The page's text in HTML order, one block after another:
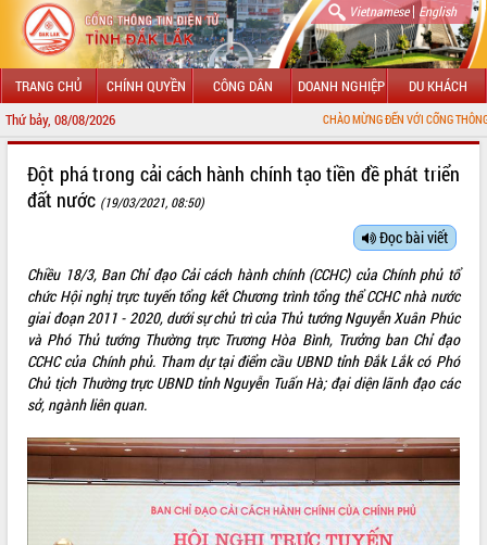
Vietnamese| English
TRANG CHỦ CHÍNH QUYỀN CÔNG DÂN DOANH NGHIỆP DU KHÁCH
Thứ bảy, 08/08/2026 CHÀO MỪNG ĐẾN VỚI CỔNG THÔNG TIN ĐIỆN TỬ
LÃNH ĐẠO UBND TỈNH
SỞ, BAN, NGÀNH
UBND CÁC XÃ, PHƯỜNG
THÔNG TIN CHỈ ĐẠO ĐIỀU HÀNH
Đột phá trong cải cách hành chính tạo tiền đề phát triển
đất nước (19/03/2021, 08:50)
Đọc bài viết
Chiều 18/3, Ban Chỉ đạo Cải cách hành chính (CCHC) của Chính phủ tổ
chức Hội nghị trực tuyến tổng kết Chương trình tổng thể CCHC nhà nước
giai đoạn 2011 - 2020, dưới sự chủ trì của Thủ tướng Nguyễn Xuân Phúc
và Phó Thủ tướng Thường trực Trương Hòa Bình, Trưởng ban Chỉ đạo
CCHC của Chính phủ. Tham dự tại điểm cầu UBND tỉnh Đắk Lắk có Phó
Chủ tịch Thường trực UBND tỉnh Nguyễn Tuấn Hà; đại diện lãnh đạo các
sở, ngành liên quan.